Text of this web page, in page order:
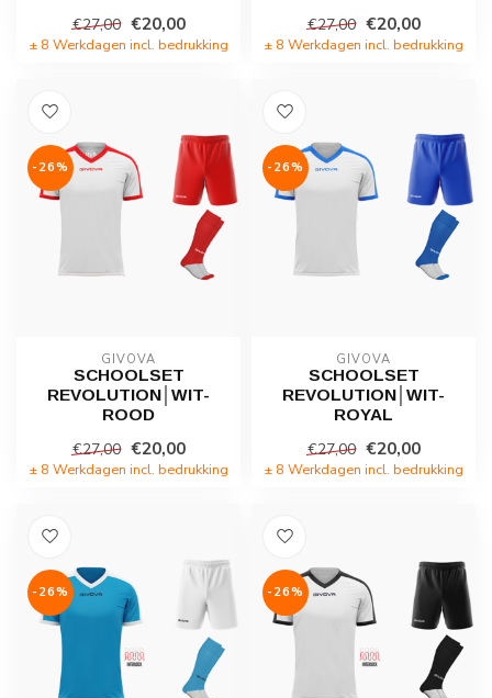
€27,00 €20,00
± 8 Werkdagen incl. bedrukking
€27,00 €20,00
± 8 Werkdagen incl. bedrukking
-26%
GIVOVA
SCHOOLSET
REVOLUTION│WIT-
ROOD
€27,00 €20,00
± 8 Werkdagen incl. bedrukking
-26%
GIVOVA
SCHOOLSET
REVOLUTION│WIT-
ROYAL
€27,00 €20,00
± 8 Werkdagen incl. bedrukking
-26% -26%